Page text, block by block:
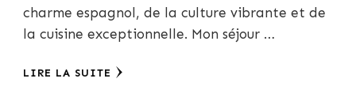
charme espagnol, de la culture vibrante et de
la cuisine exceptionnelle. Mon séjour …
LIRE LA SUITE